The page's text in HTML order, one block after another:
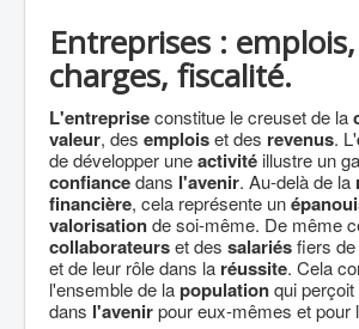
Culture Loisirs
Retraite
Démocratie
Europe
Collectivités
Communes
Gilets jaunes
Entreprises :
charges, fiscalité.
L'entrepriseconstitue le creuset de la
valeur, des emploiset des revenus. L'
de développer uneactivité illustre un
confiancedans l'avenir. Au-delà de la
financière, cela représente un
valorisationde soi-même. De même
collaborateurset des salariésfiers
et de leur rôle dans la réussite. Cela
l'ensemble de lapopulationqui perçoit
dans l'avenirpour eux-mêmes et pour